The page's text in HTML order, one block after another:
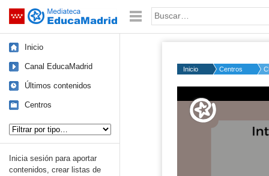
Saltar navegación Palabra o frase:
Inicio
Canal EducaMadrid
Últimos contenidos
Centros
Inicia sesión para aportar
contenidos, crear listas de
Inicio Centros